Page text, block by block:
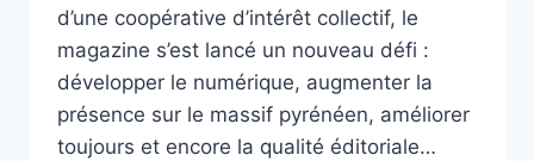
d’une coopérative d’intérêt collectif, le
magazine s’est lancé un nouveau défi :
développer le numérique, augmenter la
présence sur le massif pyrénéen, améliorer
toujours et encore la qualité éditoriale…